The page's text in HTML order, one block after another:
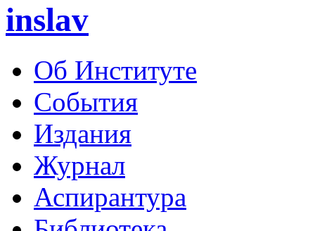
inslav
Об Институте
События
Издания
Журнал
Аспирантура